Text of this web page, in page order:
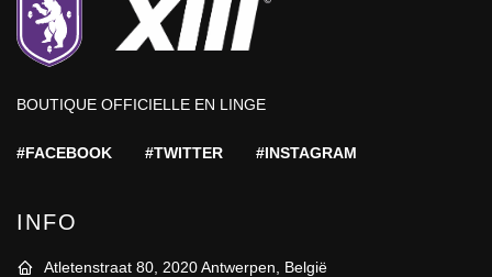
BOUTIQUE OFFICIELLE EN LINGE
#FACEBOOK #TWITTER #INSTAGRAM
INFO
Atletenstraat 80, 2020 Antwerpen, België